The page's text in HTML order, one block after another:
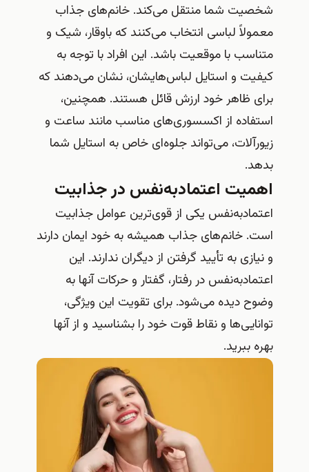
شخصیت شما منتقل می‌کند. خانم‌های جذاب
معمولاً لباسی انتخاب می‌کنند که باوقار، شیک و
متناسب با موقعیت باشد. این افراد با توجه به
کیفیت و استایل لباس‌هایشان، نشان می‌دهند که
برای ظاهر خود ارزش قائل هستند. همچنین،
استفاده از اکسسوری‌های مناسب مانند ساعت و
زیورآلات، می‌تواند جلوه‌ای خاص به استایل شما
بدهد.
اهمیت اعتمادبه‌نفس در جذابیت
اعتمادبه‌نفس یکی از قوی‌ترین عوامل جذابیت
است. خانم‌های جذاب همیشه به خود ایمان دارند
و نیازی به تأیید گرفتن از دیگران ندارند. این
اعتمادبه‌نفس در رفتار، گفتار و حرکات آنها به
وضوح دیده می‌شود. برای تقویت این ویژگی،
توانایی‌ها و نقاط قوت خود را بشناسید و از آنها
بهره ببرید.